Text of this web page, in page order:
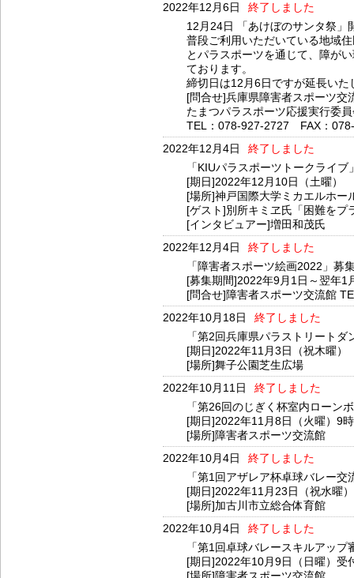
2022年12月6日
終了しました
12月24日 「あけぼのサンタ祭」
普段ご利用いただいている地域
とパラスポーツを通じて、障が
ております。
締切日は12月6日ですが延長い
[問合せ]兵庫県障害者スポーツ交
たまつパラスポーツ応援実行委
TEL：078-927-2727 FAX：
2022年12月4日
終了しました
「KIUパラスポーツトークライ
[期日]2022年12月10日（土曜）
[場所]神戸国際大学ミカエルホー
[ゲスト]別所キミヱ氏「困難をプ
[インタビュアー]増田和茂氏
2022年12月4日
終了しました
「障害者スポーツ絵画2022」募
[募集期間]2022年9月1日～翌年1
[問合せ]障害者スポーツ交流館
2022年10月18日
終了しました
「第2回兵庫県パラストリート
[期日]2022年11月3日（祝木曜）
[場所]舞子公園芝生広場
2022年10月11日
終了しました
「第26回のじぎく杯室内ローン
[期日]2022年11月8日（火曜）9
[場所]障害者スポーツ交流館
2022年10月4日
終了しました
「第1回アザレア杯卓球バレー
[期日]2022年11月23日（祝水曜
[場所]加古川市立総合体育館
2022年10月4日
終了しました
「第1回卓球バレースキルアッ
[期日]2022年10月9日（日曜）受